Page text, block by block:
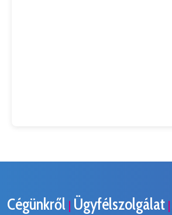
Cégünkről | Ügyfélszolgálat |